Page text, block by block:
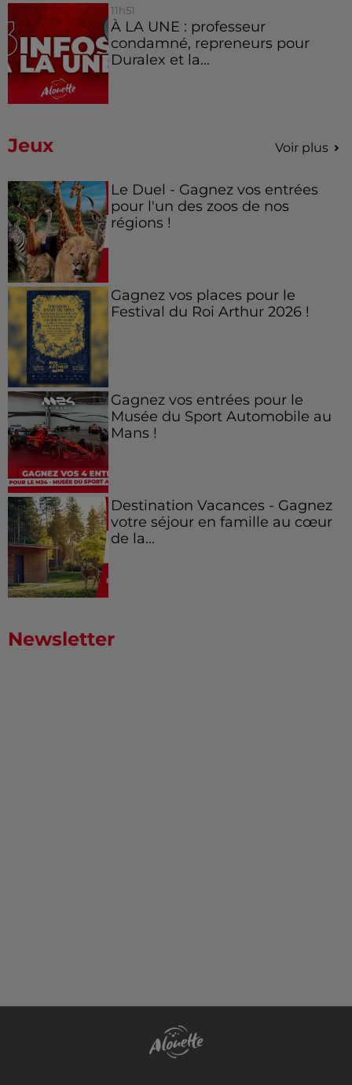
11h51
À LA UNE : professeur
condamné, repreneurs pour
Duralex et la...
Jeux Voir plus
Le Duel - Gagnez vos entrées
pour l'un des zoos de nos
régions !
Gagnez vos places pour le
Festival du Roi Arthur 2026 !
Gagnez vos entrées pour le
Musée du Sport Automobile au
Mans !
Destination Vacances - Gagnez
votre séjour en famille au cœur
de la...
Newsletter